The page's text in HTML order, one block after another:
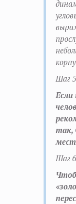
Шаг 5
Если
так,
Шаг 6